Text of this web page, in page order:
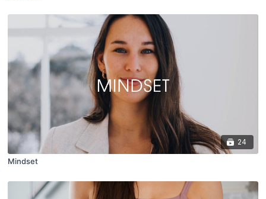
24
Mindset